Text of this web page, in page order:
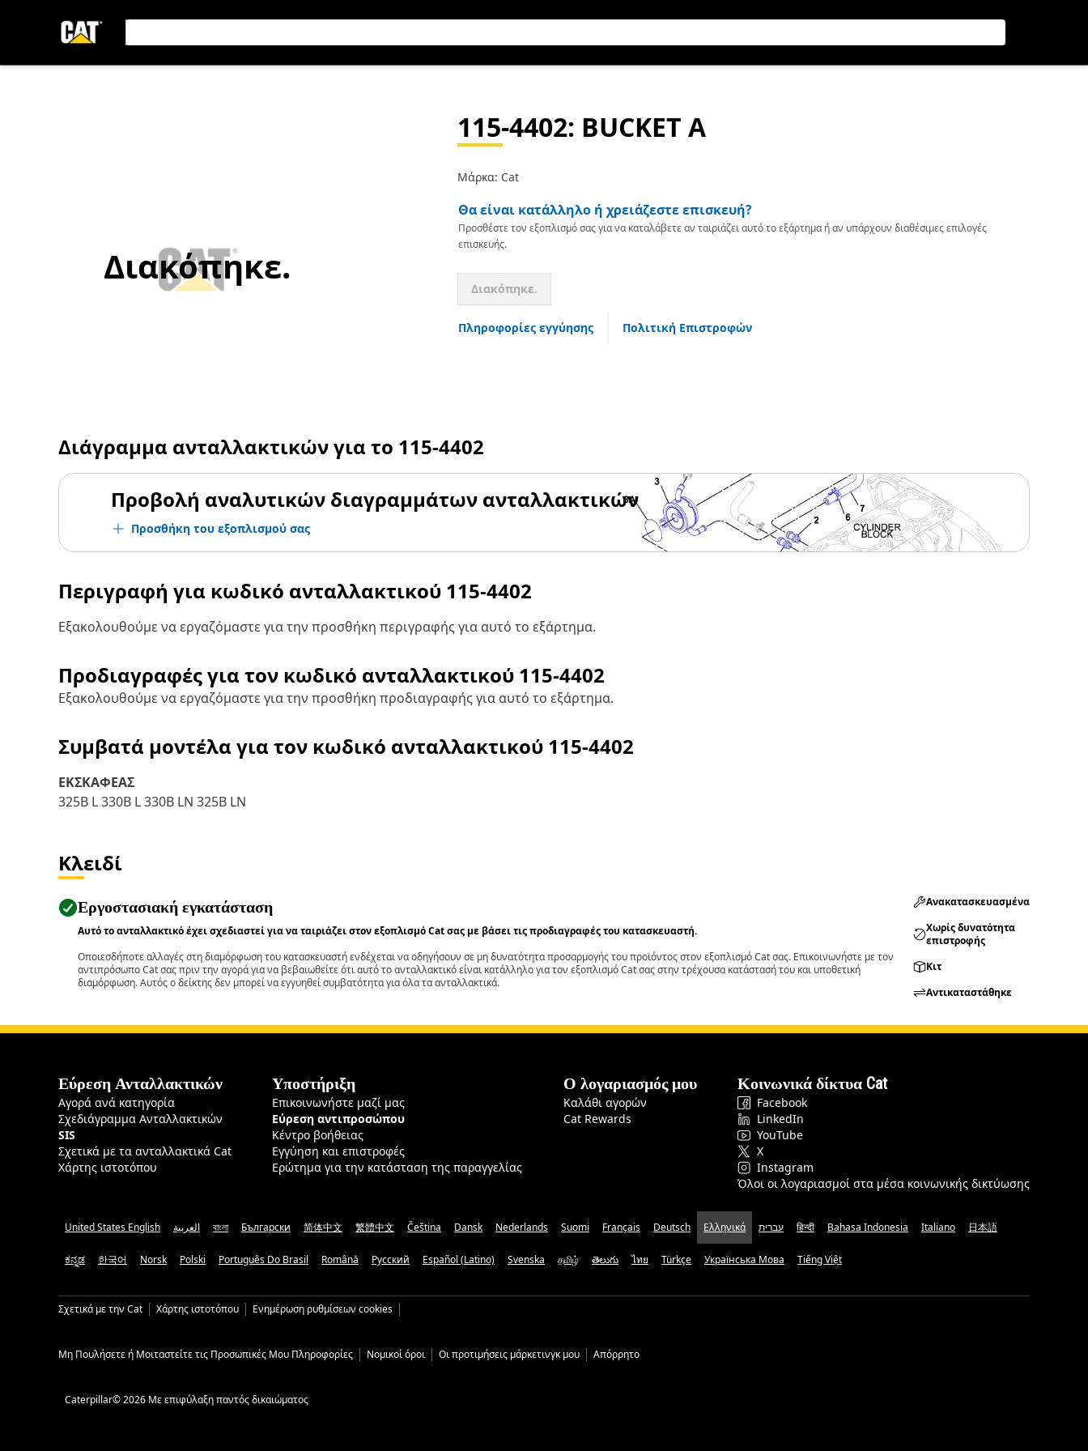
Διακόπηκε.
115-4402: BUCKET A
Μάρκα: Cat
Θα είναι κατάλληλο ή χρειάζεστε επισκευή?
Προσθέστε τον εξοπλισμό σας για να καταλάβετε αν ταιριάζει αυτό το εξάρτημα ή αν υπάρχουν διαθέσιμες επιλογές
επισκευής.
Διακόπηκε.
Πληροφορίες εγγύησης Πολιτική Επιστροφών
Διάγραμμα ανταλλακτικών για το 115-4402
Προβολή αναλυτικών διαγραμμάτων ανταλλακτικών
Προσθήκη του εξοπλισμού σας
Περιγραφή για κωδικό ανταλλακτικού 115-4402
Εξακολουθούμε να εργαζόμαστε για την προσθήκη περιγραφής για αυτό το εξάρτημα.
Προδιαγραφές για τον κωδικό ανταλλακτικού 115-4402
Εξακολουθούμε να εργαζόμαστε για την προσθήκη προδιαγραφής για αυτό το εξάρτημα.
Συμβατά μοντέλα για τον κωδικό ανταλλακτικού 115-4402
ΕΚΣΚΑΦΕΑΣ
325B L 330B L 330B LN 325B LN
Κλειδί
Εργοστασιακή εγκατάσταση
Αυτό το ανταλλακτικό έχει σχεδιαστεί για να ταιριάζει στον εξοπλισμό Cat σας με βάσει τις προδιαγραφές του κατασκευαστή.
Οποιεσδήποτε αλλαγές στη διαμόρφωση του κατασκευαστή ενδέχεται να οδηγήσουν σε μη δυνατότητα προσαρμογής του προϊόντος στον εξοπλισμό Cat σας. Επικοινωνήστε με τον
αντιπρόσωπο Cat σας πριν την αγορά για να βεβαιωθείτε ότι αυτό το ανταλλακτικό είναι κατάλληλο για τον εξοπλισμό Cat σας στην τρέχουσα κατάστασή του και υποθετική
διαμόρφωση. Αυτός ο δείκτης δεν μπορεί να εγγυηθεί συμβατότητα για όλα τα ανταλλακτικά.
Ανακατασκευασμένα
Χωρίς δυνατότητα
επιστροφής
Κιτ
Αντικαταστάθηκε
Εύρεση Ανταλλακτικών
Αγορά ανά κατηγορία
Σχεδιάγραμμα Ανταλλακτικών
SIS
Σχετικά με τα ανταλλακτικά Cat
Χάρτης ιστοτόπου
Υποστήριξη
Επικοινωνήστε μαζί μας
Εύρεση αντιπροσώπου
Κέντρο βοήθειας
Εγγύηση και επιστροφές
Ερώτημα για την κατάσταση της παραγγελίας
Ο λογαριασμός μου
Καλάθι αγορών
Cat Rewards
Κοινωνικά δίκτυα Cat
Facebook
LinkedIn
YouTube
X
Instagram
Όλοι οι λογαριασμοί στα μέσα κοινωνικής δικτύωσης
United States English العربية বাংলা Български 简体中文 繁體中文 Čeština Dansk Nederlands Suomi Français Deutsch Ελληνικά עברית हिन्दी Bahasa Indonesia Italiano 日本語
ಕನ್ನಡ 한국어 Norsk Polski Português Do Brasil Română Русский Español (Latino) Svenska தமிழ் తెలుగు ไทย Türkçe Українська Мова Tiếng Việt
Σχετικά με την Cat Χάρτης ιστοτόπου Ενημέρωση ρυθμίσεων cookies
Μη Πουλήσετε ή Μοιταστείτε τις Προσωπικές Μου Πληροφορίες Νομικοί όροι Οι προτιμήσεις μάρκετινγκ μου Απόρρητο
Caterpillar© 2026 Με επιφύλαξη παντός δικαιώματος